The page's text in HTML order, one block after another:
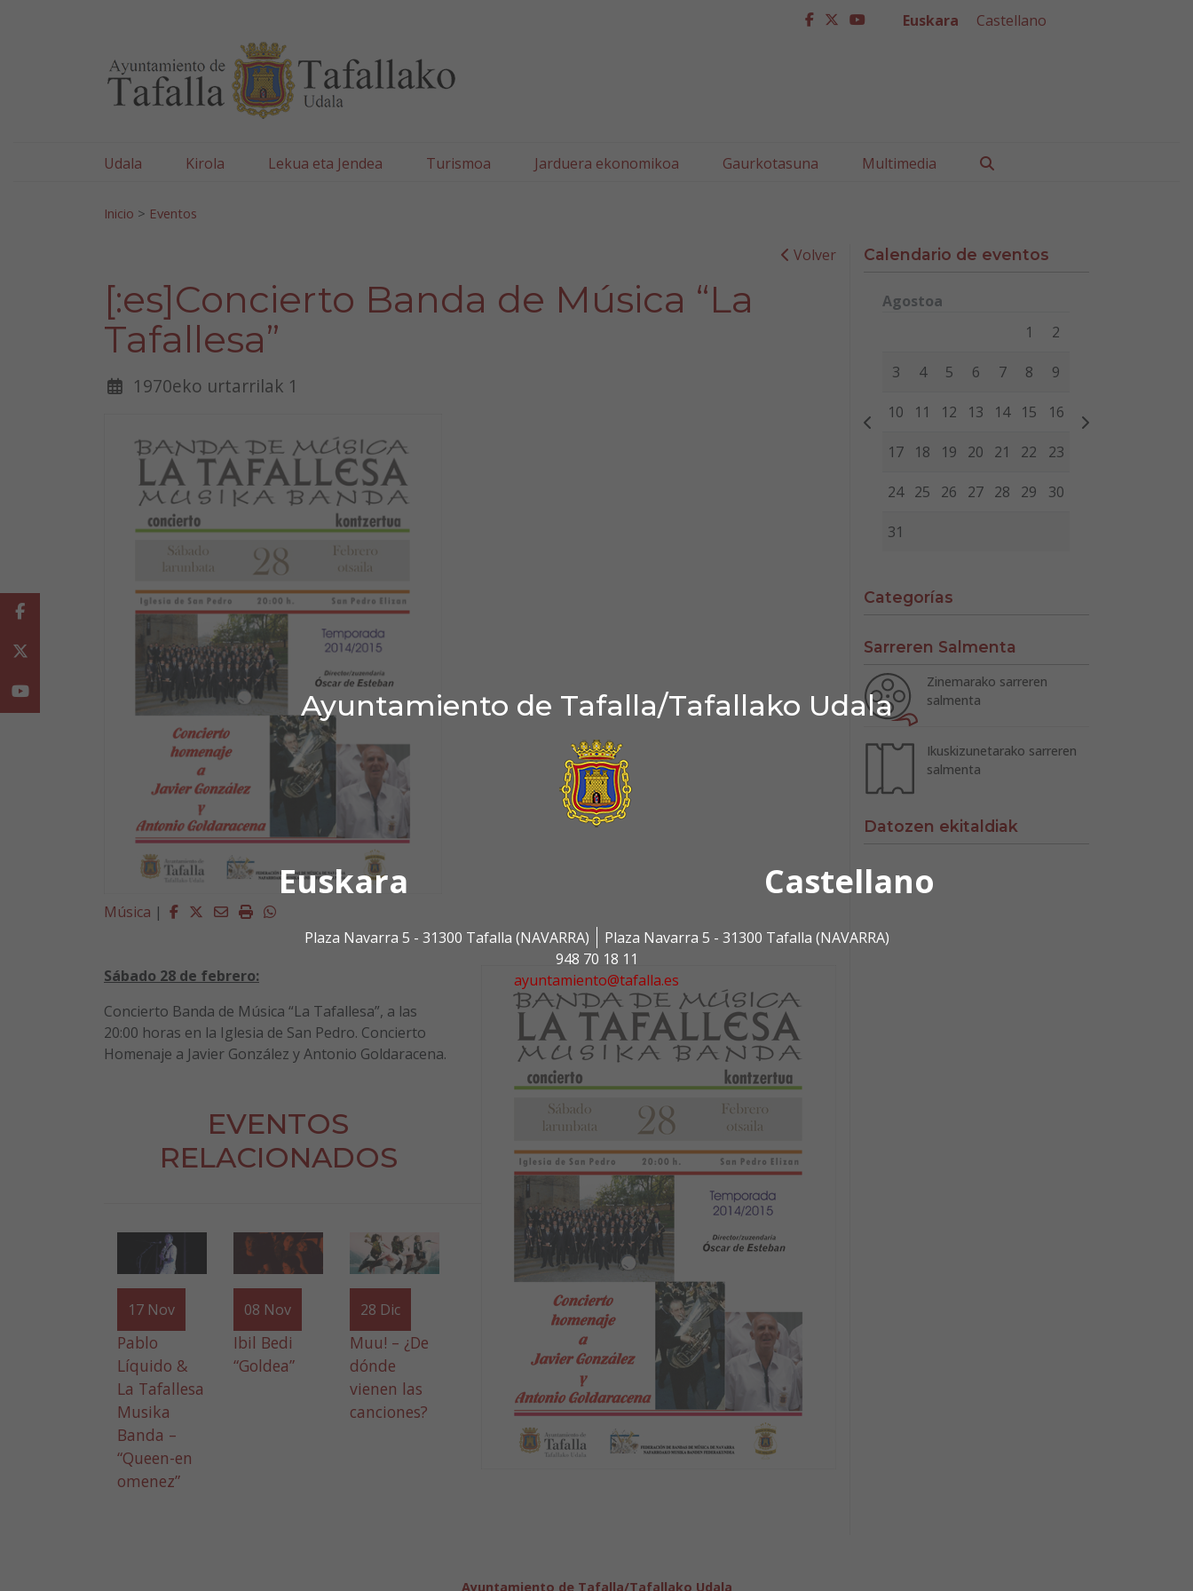
Ayuntamiento de Tafalla/Tafallako Udala
Euskara Castellano
Plaza Navarra 5 - 31300 Tafalla (NAVARRA)
Plaza Navarra 5 - 31300 Tafalla (NAVARRA)
948 70 18 11
ayuntamiento@tafalla.es
facebook
twitter
youtube
Euskara Castellano
Udala Kirola Lekua eta Jendea Turismoa Jarduera ekonomikoa Gaurkotasuna Multimedia
Inicio > Eventos
Volver
[:es]Concierto Banda de Música “La
Tafallesa”
1970eko urtarrilak 1
Música | Facebook
Twitter
EmailImprimirWhatsapp
Sábado 28 de febrero:
Concierto Banda de Música “La Tafallesa”, a las
20:00 horas en la Iglesia de San Pedro. Concierto
Homenaje a Javier González y Antonio Goldaracena.
EVENTOS
RELACIONADOS
17 Nov
Pablo
Líquido &
La Tafallesa
Musika
Banda –
“Queen-en
omenez”
08 Nov
Ibil Bedi
“Goldea”
28 Dic
Muu! – ¿De
dónde
vienen las
canciones?
Calendario de eventos
Agostoa
Miércoles Jueves
1 2
3 4 5 6 7 8 9
10 11 12 13 14 15 16
17 18 19 20 21 22 23
24 25 26 27 28 29 30
31
Categorías
Sarreren Salmenta
Zinemarako sarreren
salmenta
Ikuskizunetarako sarreren
salmenta
Datozen ekitaldiak
Facebook
Youtube
Ayuntamiento de Tafalla/Tafallako Udala